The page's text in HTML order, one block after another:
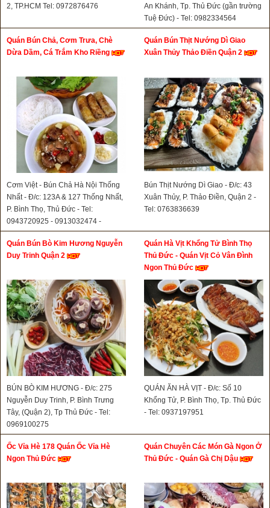
2, TP.HCM Tel: 0972876476
An Khánh, Tp. Thủ Đức (gần trường
Tuệ Đức) - Tel: 0982334564
Quán Bún Chả, Cơm Trưa, Chè
Dừa Dầm, Cá Trắm Kho Riềng
Cơm Việt - Bún Chả Hà Nội Thống
Nhất - Đ/c: 123A & 127 Thống Nhất,
P. Bình Thọ, Thủ Đức - Tel:
0943720925 - 0913032474 -
0898868939- 0816681166
Quán Bún Thịt Nướng Dì Giao
Xuân Thủy Thảo Điền Quận 2
Bún Thịt Nướng Dì Giao - Đ/c: 43
Xuân Thủy, P. Thảo Điền, Quận 2 -
Tel: 0763836639
Quán Bún Bò Kim Hương Nguyễn
Duy Trinh Quận 2
BÚN BÒ KIM HƯƠNG - Đ/c: 275
Nguyễn Duy Trinh, P. Bình Trưng
Tây, (Quận 2), Tp Thủ Đức - Tel:
0969100275
Quán Hà Vịt Khổng Tử Bình Thọ
Thủ Đức - Quán Vịt Cỏ Vân Đình
Ngon Thủ Đức
QUÁN ĂN HÀ VỊT - Đ/c: Số 10
Khổng Tử, P. Bình Thọ, Tp. Thủ Đức
- Tel: 0937197951
Ốc Vỉa Hè 178 Quán Ốc Vỉa Hè
Ngon Thủ Đức
Quán Chuyên Các Món Gà Ngon Ở
Thủ Đức - Quán Gà Chị Dậu